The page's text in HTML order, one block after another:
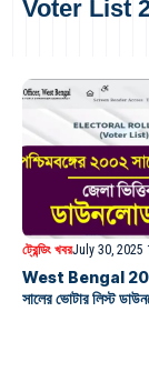
Voter List
ট্রেন্ডিং খবরJuly 30, 2025
West Bengal
সালের ভোটার লিস্ট